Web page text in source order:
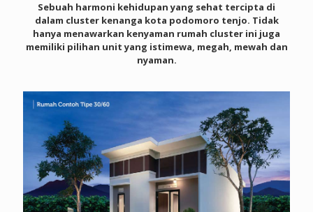
Sebuah harmoni kehidupan yang sehat tercipta di
dalam cluster kenanga kota podomoro tenjo. Tidak
hanya menawarkan kenyaman rumah cluster ini juga
memiliki pilihan unit yang istimewa, megah, mewah dan
nyaman.